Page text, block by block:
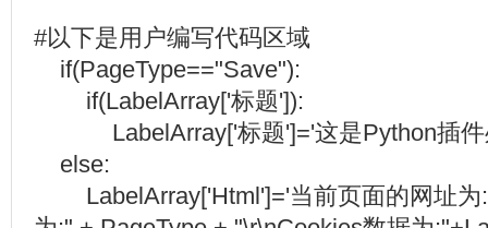
#以下是用户编写代码区域
if(PageType=="Save"):
if(LabelArray['标题']):
LabelArray['标题']='这是Python插件
else:
LabelArray['Html']='当前页面的网址为